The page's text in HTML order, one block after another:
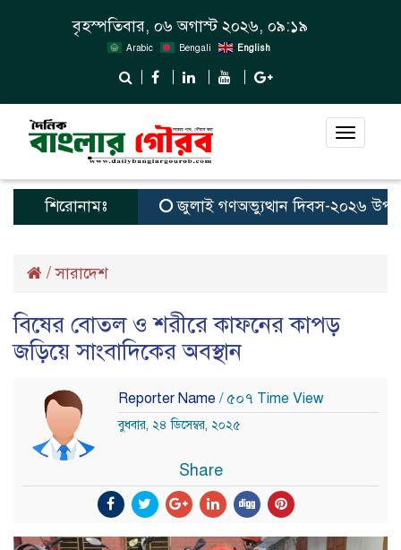
বৃহস্পতিবার, ০৬ অগাস্ট ২০২৬, ০৯:১৯
Arabic Bengali English
Toggle
শিরোনামঃ জুলাই গণঅভ্যুত্থান দিবস-২০২৬ উপলক্ষে
/সারাদেশ
বিষের বোতল ও শরীরে কাফনের কাপড়
জড়িয়ে সাংবাদিকের অবস্থান
Reporter Name / ৫০৭ Time View
বুধবার, ২৪ ডিসেম্বর, ২০২৫
Share